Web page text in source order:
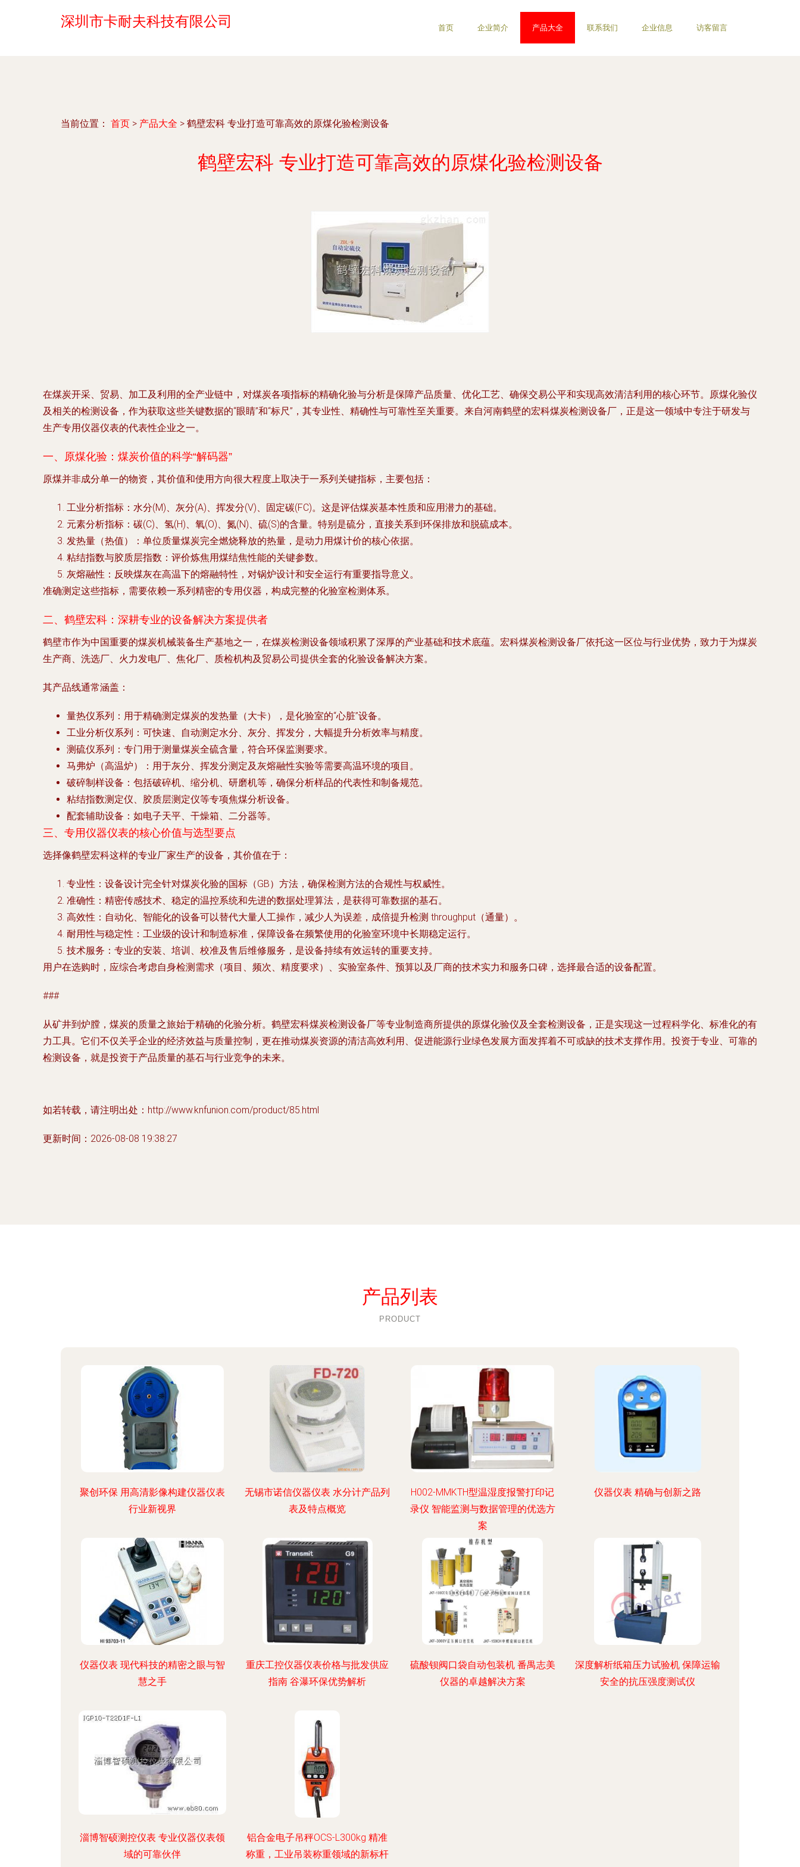
深圳市卡耐夫科技有限公司 首页 企业简介 产品大全 联系我们 企业信息 访客留言
当前位置： 首页 > 产品大全 > 鹤壁宏科 专业打造可靠高效的原煤化验检测设备
鹤壁宏科 专业打造可靠高效的原煤化验检测设备
在煤炭开采、贸易、加工及利用的全产业链中，对煤炭各项指标的精确化验与分析是保障产品质量、优化工艺、确保交易公平和实现高效清洁利用的核心环节。原煤化验仪
及相关的检测设备，作为获取这些关键数据的“眼睛”和“标尺”，其专业性、精确性与可靠性至关重要。来自河南鹤壁的宏科煤炭检测设备厂，正是这一领域中专注于研发与
生产专用仪器仪表的代表性企业之一。
一、原煤化验：煤炭价值的科学“解码器”
原煤并非成分单一的物资，其价值和使用方向很大程度上取决于一系列关键指标，主要包括：
工业分析指标 ：水分(M)、灰分(A)、挥发分(V)、固定碳(FC)。这是评估煤炭基本性质和应用潜力的基础。
元素分析指标 ：碳(C)、氢(H)、氧(O)、氮(N)、硫(S)的含量。特别是硫分，直接关系到环保排放和脱硫成本。
发热量（热值）
：单位质量煤炭完全燃烧释放的热量，是动力用煤计价的核心依据。
粘结指数与胶质层指数 ：评价炼焦用煤结焦性能的关键参数。
灰熔融性 ：反映煤灰在高温下的熔融特性，对锅炉设计和安全运行有重要指导意义。
准确测定这些指标，需要依赖一系列精密的专用仪器，构成完整的化验室检测体系。
二、鹤壁宏科：深耕专业的设备解决方案提供者
鹤壁市作为中国重要的煤炭机械装备生产基地之一，在煤炭检测设备领域积累了深厚的产业基础和技术底蕴。宏科煤炭检测设备厂依托这一区位与行业优势，致力于为煤炭
生产商、洗选厂、火力发电厂、焦化厂、质检机构及贸易公司提供全套的化验设备解决方案。
其产品线通常涵盖：
量热仪系列 ：用于精确测定煤炭的发热量（大卡），是化验室的“心脏”设备。
工业分析仪系列 ：可快速、自动测定水分、灰分、挥发分，大幅提升分析效率与精度。
测硫仪系列 ：专门用于测量煤炭全硫含量，符合环保监测要求。
马弗炉（高温炉）
：用于灰分、挥发分测定及灰熔融性实验等需要高温环境的项目。
破碎制样设备 ：包括破碎机、缩分机、研磨机等，确保分析样品的代表性和制备规范。
粘结指数测定仪、胶质层测定仪等专项焦煤分析设备。
配套辅助设备 ：如电子天平、干燥箱、二分器等。
三、专用仪器仪表的核心价值与选型要点
选择像鹤壁宏科这样的专业厂家生产的设备，其价值在于：
专业性 ：设备设计完全针对煤炭化验的国标（GB）方法，确保检测方法的合规性与权威性。
准确性 ：精密传感技术、稳定的温控系统和先进的数据处理算法，是获得可靠数据的基石。
高效性 ：自动化、智能化的设备可以替代大量人工操作，减少人为误差，成倍提升检测 throughput（通量）。
耐用性与稳定性 ：工业级的设计和制造标准，保障设备在频繁使用的化验室环境中长期稳定运行。
技术服务 ：专业的安装、培训、校准及售后维修服务，是设备持续有效运转的重要支持。
用户在选购时，应综合考虑自身检测需求（项目、频次、精度要求）、实验室条件、预算以及厂商的技术实力和服务口碑，选择最合适的设备配置。
###
从矿井到炉膛，煤炭的质量之旅始于精确的化验分析。鹤壁宏科煤炭检测设备厂等专业制造商所提供的原煤化验仪及全套检测设备，正是实现这一过程科学化、标准化的有
力工具。它们不仅关乎企业的经济效益与质量控制，更在推动煤炭资源的清洁高效利用、促进能源行业绿色发展方面发挥着不可或缺的技术支撑作用。投资于专业、可靠的
检测设备，就是投资于产品质量的基石与行业竞争的未来。
如若转载，请注明出处：http://www.knfunion.com/product/85.html
更新时间：2026-08-08 19:38:27
产品列表
PRODUCT
聚创环保 用高清影像构建仪器仪表
行业新视界
无锡市诺信仪器仪表 水分计产品列
表及特点概览
H002-MMKTH型温湿度报警打印记
录仪 智能监测与数据管理的优选方
案
仪器仪表 精确与创新之路
仪器仪表 现代科技的精密之眼与智
慧之手
重庆工控仪器仪表价格与批发供应
指南 谷瀑环保优势解析
硫酸钡阀口袋自动包装机 番禺志美
仪器的卓越解决方案
深度解析纸箱压力试验机 保障运输
安全的抗压强度测试仪
淄博智硕测控仪表 专业仪器仪表领
域的可靠伙伴
铝合金电子吊秤OCS-L300kg 精准
称重，工业吊装称重领域的新标杆